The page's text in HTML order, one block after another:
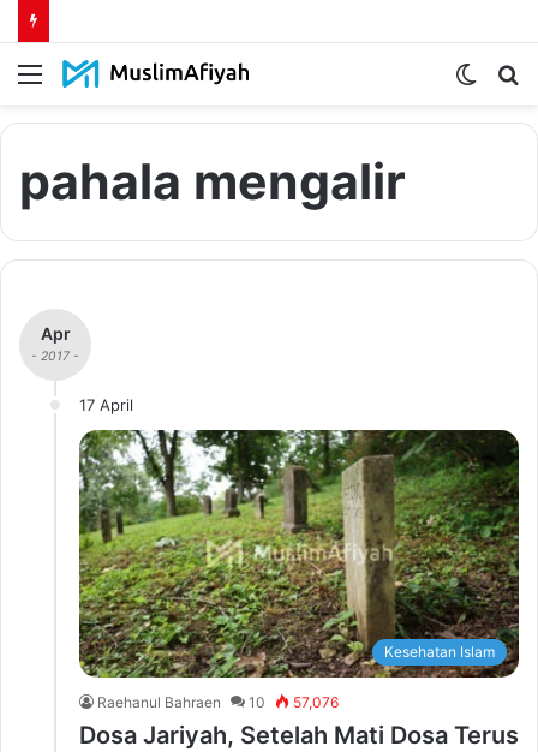
Menu
Switch
pahala mengalir
Apr
- 2017 -
17 April
Kesehatan Islam
Raehanul Bahraen 10 57,076
Dosa Jariyah, Setelah Mati Dosa Terus